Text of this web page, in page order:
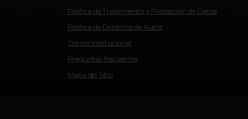
Política de Tratamiento y Protección de Datos
Política de Derechos de Autor
Correo Institucional
Preguntas frecuentes
Mapa del Sitio